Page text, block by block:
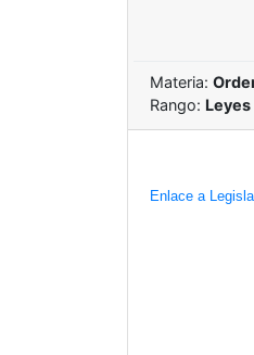
Materia:
Rango: Leyes
Enlace a